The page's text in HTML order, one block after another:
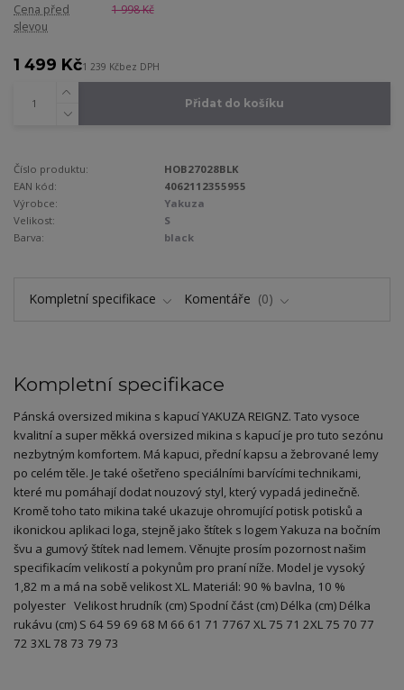
Cena před
slevou
1 998 Kč
1 499 Kč1 239 Kčbez DPH
Přidat do košíku
Číslo produktu:
HOB27028BLK
EAN kód:
4062112355955
Výrobce:
Yakuza
Velikost:
S
Barva:
black
Kompletní specifikace Komentáře 0
Kompletní specifikace
Pánská oversized mikina s kapucí YAKUZA REIGNZ. Tato vysoce
kvalitní a super měkká oversized mikina s kapucí je pro tuto sezónu
nezbytným komfortem. Má kapuci, přední kapsu a žebrované lemy
po celém těle. Je také ošetřeno speciálními barvícími technikami,
které mu pomáhají dodat nouzový styl, který vypadá jedinečně.
Kromě toho tato mikina také ukazuje ohromující potisk potisků a
ikonickou aplikaci loga, stejně jako štítek s logem Yakuza na bočním
švu a gumový štítek nad lemem. Věnujte prosím pozornost našim
specifikacím velikostí a pokynům pro praní níže. Model je vysoký
1,82 m a má na sobě velikost XL. Materiál: 90 % bavlna, 10 %
polyester Velikost hrudník (cm) Spodní část (cm) Délka (cm) Délka
rukávu (cm) S 64 59 69 68 M 66 61 71 7767 XL 75 71 2XL 75 70 77
72 3XL 78 73 79 73